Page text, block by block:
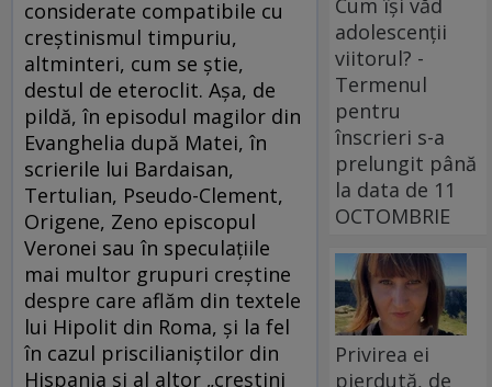
considerate compatibile cu
creștinismul timpuriu,
altminteri, cum se știe,
destul de eteroclit. Așa, de
pildă, în episodul magilor din
Evanghelia după Matei, în
scrierile lui Bardaisan,
Tertulian, Pseudo-Clement,
Origene, Zeno episcopul
Veronei sau în speculațiile
mai multor grupuri creștine
despre care aflăm din textele
lui Hipolit din Roma, și la fel
în cazul priscilianiștilor din
Hispania și al altor „creștini
Cum își văd
adolescenții
viitorul? -
Termenul
pentru
înscrieri s-a
prelungit până
la data de 11
OCTOMBRIE
Privirea ei
pierdută, de